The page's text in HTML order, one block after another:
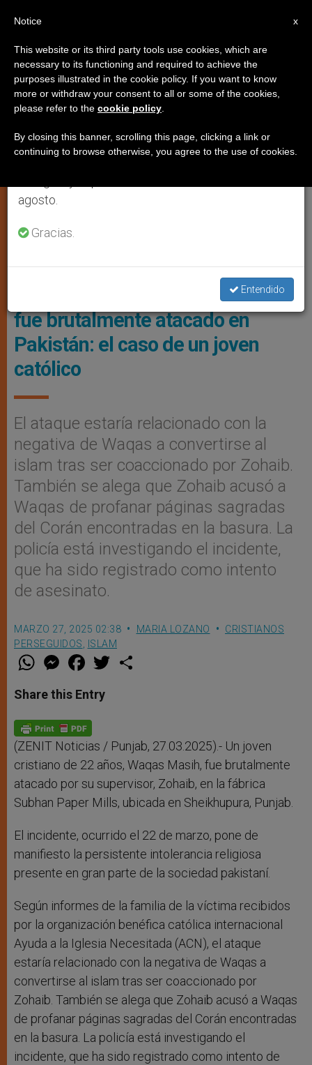
CRISTIANOS PERSEGUIDOS,ISLAM
El Incidente, Ocurrido El 22 De Marzo, Pone De Manifiesto La
No se quiso convertir al islam y
fue brutalmente atacado en
Pakistán: el caso de un joven
católico
El ataque estaría relacionado con la
negativa de Waqas a convertirse al
islam tras ser coaccionado por Zohaib.
También se alega que Zohaib acusó a
Waqas de profanar páginas sagradas
del Corán encontradas en la basura. La
policía está investigando el incidente,
que ha sido registrado como intento
de asesinato.
MARZO 27, 2025 02:38 MARIA LOZANO
CRISTIANOS
PERSEGUIDOS
ISLAM
W
t
s
p
p
M
e
s
e
g
e
r
F
a
e
b
o
k
w
Share this Entry
(ZENIT Noticias / Punjab, 27.03.2025).- Un joven
cristiano de 22 años, Waqas Masih, fue brutalmente
atacado por su supervisor, Zohaib, en la fábrica
Subhan Paper Mills, ubicada en Sheikhupura, Punjab.
El incidente, ocurrido el 22 de marzo, pone de
manifiesto la persistente intolerancia religiosa
presente en gran parte de la sociedad pakistaní.
Según informes de la familia de la víctima recibidos
por la organización benéfica católica internacional
Ayuda a la Iglesia Necesitada (ACN), el ataque
estaría relacionado con la negativa de Waqas a
convertirse al islam tras ser coaccionado por
Zohaib. También se alega que Zohaib acusó a Waqas
de profanar páginas sagradas del Corán encontradas
en la basura. La policía está investigando el
incidente, que ha sido registrado como intento de
×
Aviso importante
Del 27 de julio al 7 de agosto haremos la pausa
anual, aprovechando que en el periodo de verano
se generan menos informaciones y también el
agosto.
Gracias.
Entendido
x
Notice
This website or its third party tools use cookies, which are
necessary to its functioning and required to achieve the
purposes illustrated in the cookie policy. If you want to know
more or withdraw your consent to all or some of the cookies,
please refer to the cookie policy
By closing this banner, scrolling this page, clicking a link or
continuing to browse otherwise, you agree to the use of cookies.